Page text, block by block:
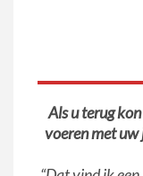
Als u terug
voeren met uw